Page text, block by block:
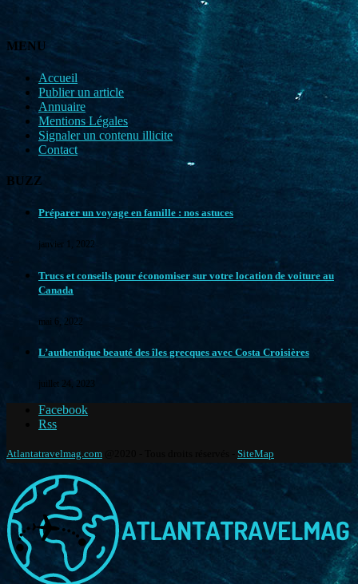
MENU
Accueil
Publier un article
Annuaire
Mentions Légales
Signaler un contenu illicite
Contact
BUZZ
Préparer un voyage en famille : nos astuces
janvier 1, 2022
Trucs et conseils pour économiser sur votre location de voiture au
Canada
mai 6, 2022
L’authentique beauté des îles grecques avec Costa Croisières
juillet 24, 2023
Facebook
Rss
Atlantatravelmag.com SiteMap